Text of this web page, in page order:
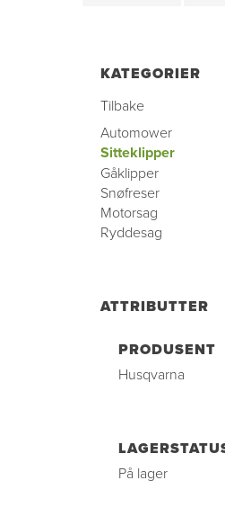
KATEGORIER
Tilbake
Automower
Sitteklipper
Gåklipper
Snøfreser
Motorsag
Ryddesag
ATTRIBUTTER
PRODUSENT
Husqvarna
På lager